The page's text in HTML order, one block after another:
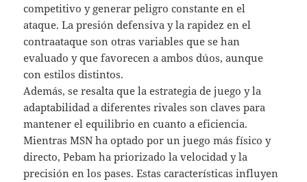
competitivo y generar peligro constante en el
ataque. La presión defensiva y la rapidez en el
contraataque son otras variables que se han
evaluado y que favorecen a ambos dúos, aunque
con estilos distintos.
Además, se resalta que la estrategia de juego y la
adaptabilidad a diferentes rivales son claves para
mantener el equilibrio en cuanto a eficiencia.
Mientras MSN ha optado por un juego más físico y
directo, Pebam ha priorizado la velocidad y la
precisión en los pases. Estas características influyen